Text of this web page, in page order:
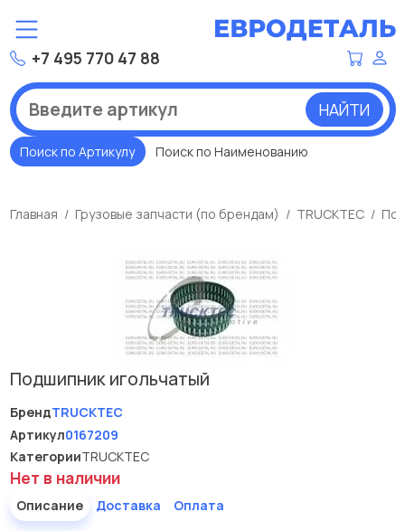
+7 495 770 47 88
НАЙТИ
Поиск по Артикулу Поиск по Наименованию
Главная Грузовые запчасти (по брендам) TRUCKTEC
Подшипник игольчатый
БрендTRUCKTEC
Артикул0167209
КатегорииTRUCKTEC
Нет в наличии
Описание Доставка Оплата